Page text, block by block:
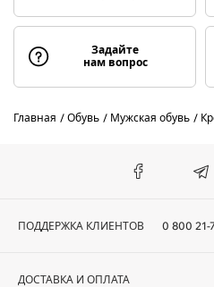
Задайте
нам вопрос
Главная Обувь Мужская обувь
ПОДДЕРЖКА КЛИЕНТОВ 0 800 21-
ДОСТАВКА И ОПЛАТА